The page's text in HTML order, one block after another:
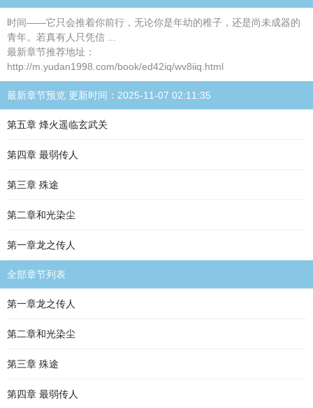
时间——它只会推着你前行，无论你是年幼的稚子，还是尚未成器的
青年。若真有人只凭信 ...
最新章节推荐地址：
http://m.yudan1998.com/book/ed42iq/wv8iiq.html
最新章节预览 更新时间：2025-11-07 02:11:35
第五章 烽火遥临玄武关
第四章 最弱传人
第三章 殊途
第二章和光染尘
第一章龙之传人
全部章节列表
第一章龙之传人
第二章和光染尘
第三章 殊途
第四章 最弱传人